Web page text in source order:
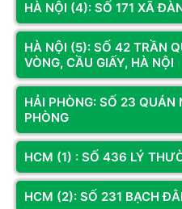
/s: xóa toàn bộ file ở tất cả
/q: xóa file mà không cần
/a[[:]attributes]: xóa theo
files, S: System files, H:
HÀ NỘI (4): SỐ 171 XÃ
HÀ NỘI (5): SỐ 42 TRẦN
VÒNG, CẦU GIẤY, HÀ NỘI
HẢI PHÒNG: SỐ 23 QUÁN
PHÒNG
HCM (1) : SỐ 436 LÝ
HCM (2): SỐ 231 BẠCH